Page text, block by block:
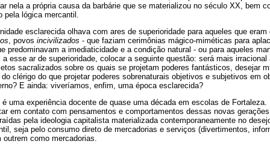
nela a própria causa da barbárie que se materializou no século XX, bem
lógica mercantil.
esclarecida olhava com ares de superioridade para aqueles que eram
, povos incivilizados - que faziam cerimônias mágico-miméticas para
predominavam a imediaticidade e a condição natural - ou para aqueles
esse ar de superioridade, colocar a seguinte questão: será mais irracional
sacralizados sobre os quais se projetam poderes fantásticos, desejar
clérigo do que projetar poderes sobrenaturais objetivos e subjetivos em
E ainda: viveríamos, enfim, uma época esclarecida?
uma experiência docente de quase uma década em escolas de
em contato com pensamentos e comportamentos dessas novas
pela ideologia capitalista materializada contemporaneamente no
seja pelo consumo direto de mercadorias e serviços (divertimentos,
como mercadorias.